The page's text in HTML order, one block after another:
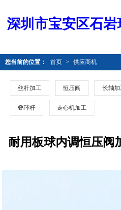
深圳市宝安区石
您当前的位置： 首页 > 供应商机
丝杆加工 恒压阀 长轴
叠环杆 走心机加工
耐用板球内调恒压阀